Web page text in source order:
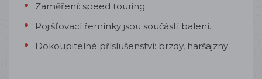
Zaměření: speed touring
Pojišťovací řemínky jsou součástí balení.
Dokoupitelné příslušenství: brzdy, haršajzny